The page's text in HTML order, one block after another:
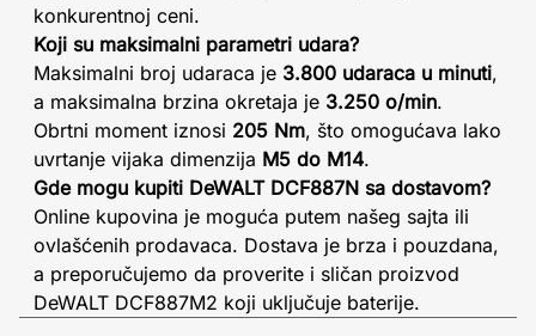
konkurentnoj ceni.
Koji su maksimalni parametri udara?
Maksimalni broj udaraca je 3.800 udaraca u minuti,
a maksimalna brzina okretaja je 3.250 o/min.
Obrtni moment iznosi 205 Nm, što omogućava lako
uvrtanje vijaka dimenzija M5 do M14.
Gde mogu kupiti DeWALT DCF887N sa dostavom?
Online kupovina je moguća putem našeg sajta ili
ovlašćenih prodavaca. Dostava je brza i pouzdana,
a preporučujemo da proverite i sličan proizvod
DeWALT DCF887M2 koji uključuje baterije.